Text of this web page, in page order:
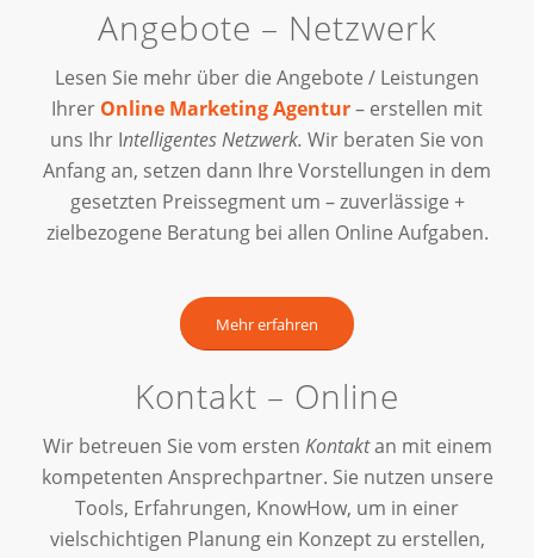
Angebote – Netzwerk
Lesen Sie mehr über die Angebote / Leistungen
Ihrer Online Marketing Agentur– erstellen mit
uns Ihr Intelligentes Netzwerk. Wir beraten Sie von
Anfang an, setzen dann Ihre Vorstellungen in dem
gesetzten Preissegment um – zuverlässige +
zielbezogene Beratung bei allen Online Aufgaben.
Mehr erfahren
Kontakt – Online
Wir betreuen Sie vom ersten Kontaktan mit einem
kompetenten Ansprechpartner. Sie nutzen unsere
Tools, Erfahrungen, KnowHow, um in einer
vielschichtigen Planung ein Konzept zu erstellen,